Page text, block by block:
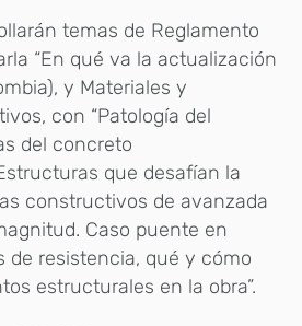
temas de Reglamento
“En qué va la actualización
y Materiales y
con “Patología del
del concreto
que desafían la
constructivos de avanzada
Caso puente en
de resistencia, qué y cómo
estructurales en la obra”.